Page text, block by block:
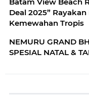
Deal 2025” Rayakan Natal & Tahun Baru dengan
Kemewahan Tropis
NEMURU GRAND
SPESIAL NATAL &